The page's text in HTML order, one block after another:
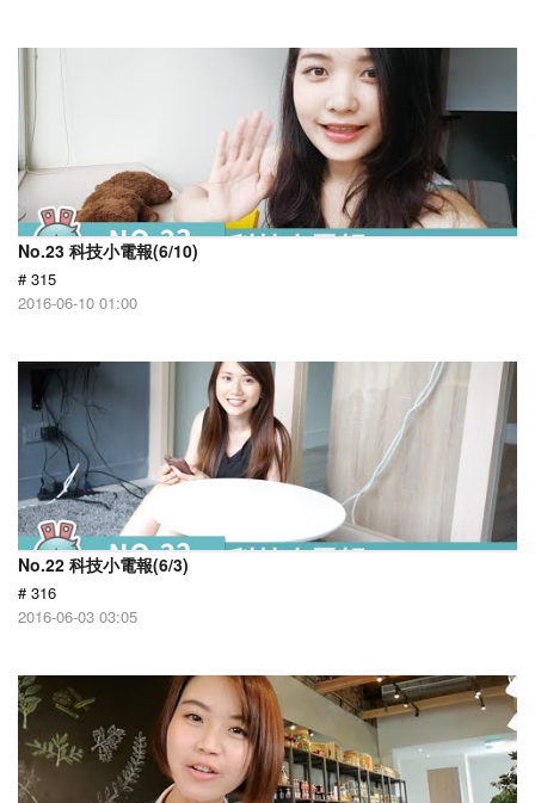
No.23 科技小電報(6/10)
# 315
2016-06-10 01:00
No.22 科技小電報(6/3)
# 316
2016-06-03 03:05